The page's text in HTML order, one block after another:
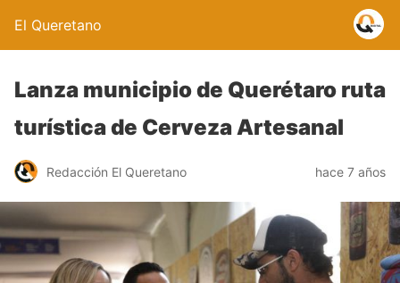
El Queretano
Lanza municipio de Querétaro ruta
turística de Cerveza Artesanal
Redacción El Queretano hace 7 años